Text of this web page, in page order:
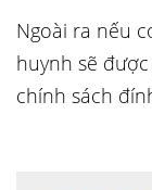
Ngoài ra nếu
huynh sẽ
chính sách